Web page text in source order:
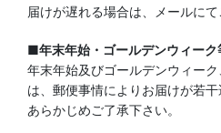
届けが遅れる場合は、メールにて
■年末年始・ゴールデンウィーク
年末年始及びゴールデンウィー
は、郵便事情によりお届けが若
あらかじめご了承下さい。